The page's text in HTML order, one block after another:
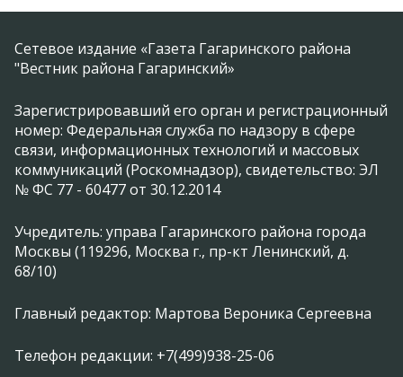
Сетевое издание «Газета Гагаринского района
"Вестник района Гагаринский»
Зарегистрировавший его орган и регистрационный
номер: Федеральная служба по надзору в сфере
связи, информационных технологий и массовых
коммуникаций (Роскомнадзор), свидетельство: ЭЛ
№ ФС 77 - 60477 от 30.12.2014
Учредитель: управа Гагаринского района города
Москвы (119296, Москва г., пр-кт Ленинский, д.
68/10)
Главный редактор: Мартова Вероника Сергеевна
Телефон редакции: +7(499)938-25-06